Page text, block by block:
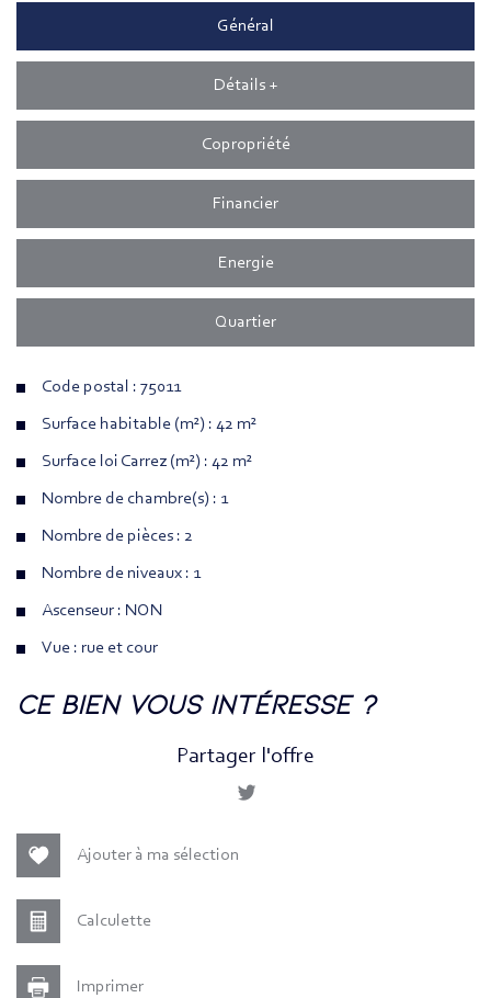
Général
Détails +
Copropriété
Financier
Energie
Quartier
Code postal : 75011
Surface habitable (m²) : 42 m²
Surface loi Carrez (m²) : 42 m²
Nombre de chambre(s) : 1
Nombre de pièces : 2
Nombre de niveaux : 1
Ascenseur : NON
Vue : rue et cour
la ville de paris (75011)
ce bien vous intéresse ?
Partager l'offre
Ajouter à ma sélection
Calculette
Imprimer